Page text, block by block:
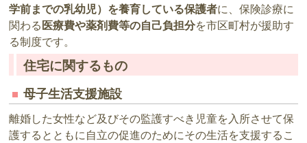
学前までの乳幼児）を養育している保護者に、保険診療に
関わる 医療費や薬剤費等の自己負担分を市区町村が援助す
る制度です。
住宅に関するもの
母子生活支援施設
離婚した女性など及びその監護すべき児童を入所させて保
護するとともに自立の促進のためにその生活を支援するこ